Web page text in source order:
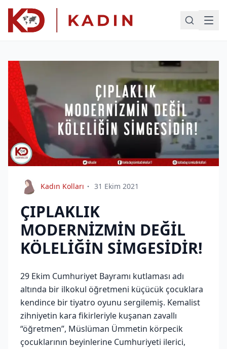
Kadın Kolları 31 Ekim 2021
ÇIPLAKLIK
MODERNİZMİN DEĞİL
KÖLELİĞİN SİMGESİDİR!
29 Ekim Cumhuriyet Bayramı kutlaması adı
altında bir ilkokul öğretmeni küçücük çocuklara
kendince bir tiyatro oyunu sergilemiş. Kemalist
zihniyetin kara fikirleriyle kuşanan zavallı
“öğretmen”, Müslüman Ümmetin körpecik
çocuklarının beyinlerine Cumhuriyeti ilerici,